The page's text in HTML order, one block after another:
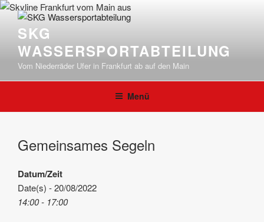
Zum
Inhalt
springenSKG
WASSERSPORTABTEILUNG
Vom Niederräder Ufer in Frankfurt ab auf den Main
Menü
Gemeinsames Segeln
Datum/Zeit
Date(s) - 20/08/2022
14:00 - 17:00